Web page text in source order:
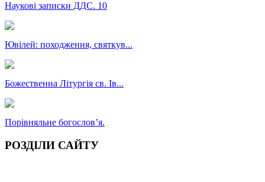
Наукові записки ДДС. 10
Ювілей: походження, святкув...
Божественна Літургія св. Ів...
Порівняльне богословʼя.
РОЗДІЛИ САЙТУ